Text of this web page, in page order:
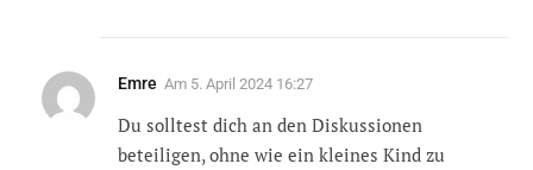
Emre Am 5. April 2024 16:27
Du solltest dich an den Diskussionen
beteiligen, ohne wie ein kleines Kind zu